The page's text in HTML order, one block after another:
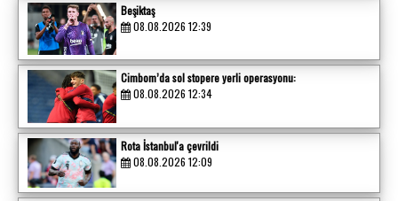
Beşiktaş
08.08.2026 12:39
Cimbom’da sol stopere yerli operasyonu:
08.08.2026 12:34
Rota İstanbul'a çevrildi
08.08.2026 12:09